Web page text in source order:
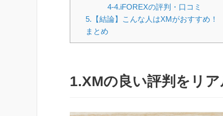
4-4.iFOREXの評判・口コミ
5.【結論】こんな人はXMがおすすめ！
まとめ
1.XMの良い評判をリ